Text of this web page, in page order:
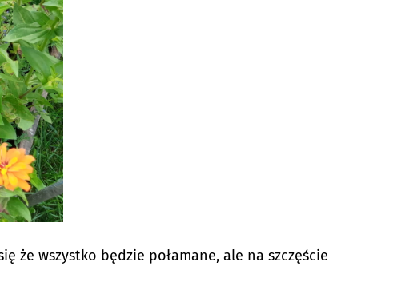
że wszystko będzie połamane, ale na szczęście